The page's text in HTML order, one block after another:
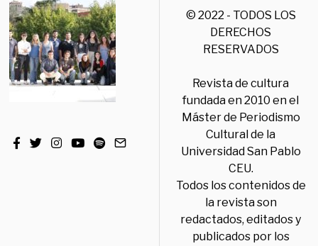
© 2022 - TODOS LOS
DERECHOS
RESERVADOS
Revista de cultura
fundada en 2010 en el
Máster de Periodismo
Cultural de la
Universidad San Pablo
CEU.
Todos los contenidos de
la revista son
redactados, editados y
publicados por los